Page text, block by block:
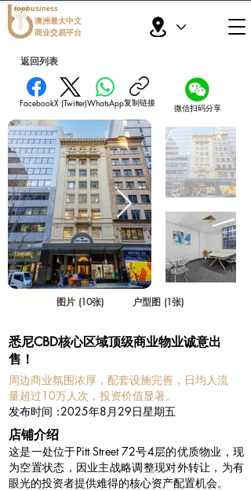
topbusiness
澳洲最大中文
商业交易平台
返回列表
微信扫码分享
FacebookX (Twitter)WhatsApp复制链接
图片 (10张) 户型图 (1张)
悉尼CBD核心区域顶级商业物业诚意出
售！
周边商业氛围浓厚，配套设施完善，日均人流
量超过10万人次，投资价值显著。
2025年8月29日星期五
​发布时间：
​店铺介绍
这是一处位于Pitt Street 72号4层的优质物业，现
为空置状态，因业主战略调整现对外转让，为有
眼光的投资者提供难得的核心资产配置机会。